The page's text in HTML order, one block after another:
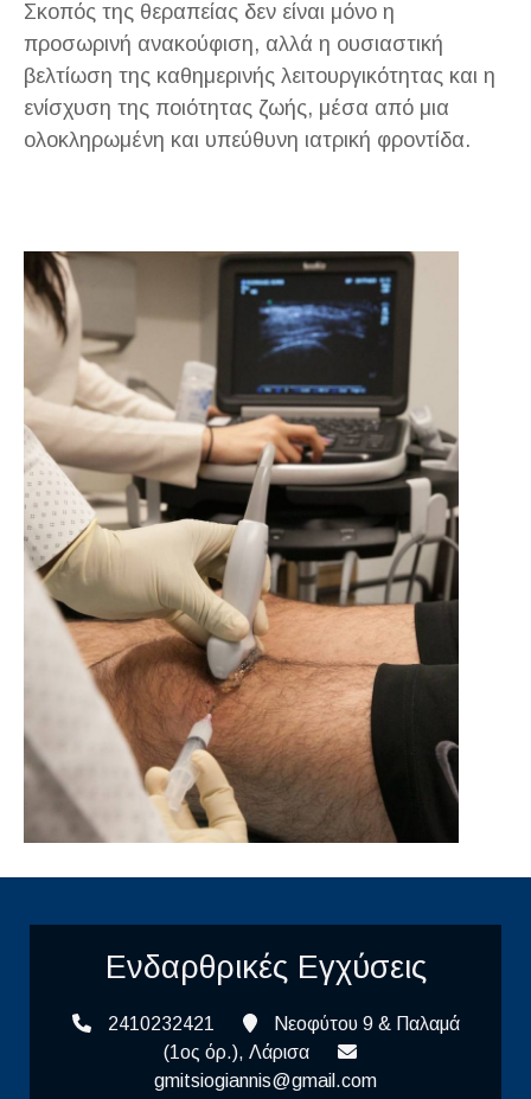
Σκοπός της θεραπείας δεν είναι μόνο η
προσωρινή ανακούφιση, αλλά η ουσιαστική
βελτίωση της καθημερινής λειτουργικότητας και η
ενίσχυση της ποιότητας ζωής, μέσα από μια
ολοκληρωμένη και υπεύθυνη ιατρική φροντίδα.
Ενδαρθρικές Εγχύσεις
2410232421
Νεοφύτου 9 & Παλαμά
(1ος όρ.), Λάρισα
gmitsiogiannis@gmail.com